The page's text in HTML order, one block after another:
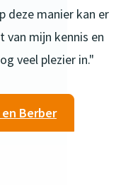
deze manier kan er
van mijn kennis en
veel plezier in."
Berber